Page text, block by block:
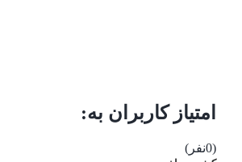
امتیاز کاربران به:
(0نفر)